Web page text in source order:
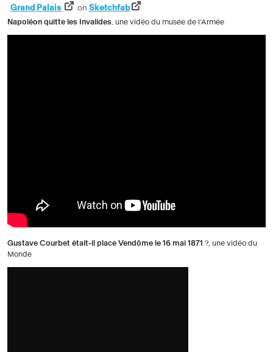
Grand Palais
on Sketchfab
Napoléon quitte les Invalides , une vidéo du musée de l'Armée
Gustave Courbet était-il place Vendôme le 16 mai 1871 ?, une vidéo du
Monde